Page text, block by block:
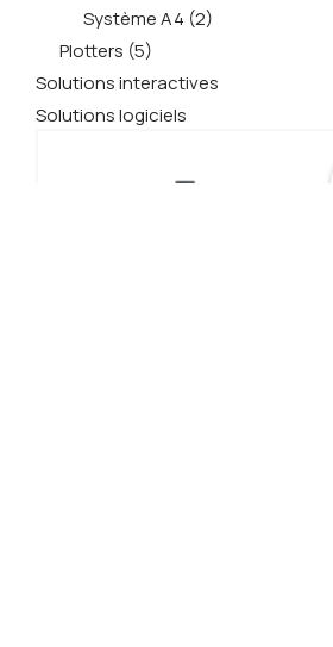
Système A4 (2)
Plotters (5)
Solutions interactives
Solutions logiciels